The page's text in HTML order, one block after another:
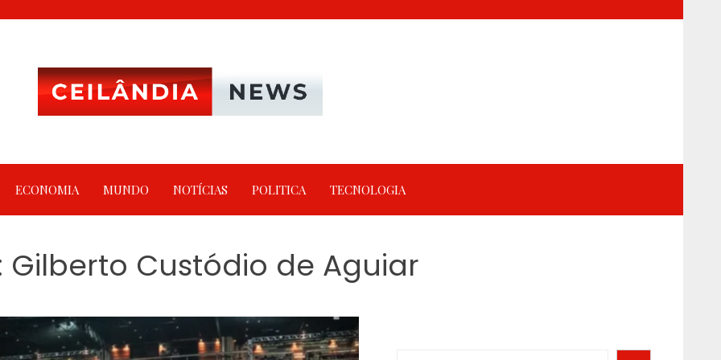
ECONOMIA MUNDO NOTÍCIAS POLITICA TECNOLOGIA
Gilberto Custódio de Aguiar